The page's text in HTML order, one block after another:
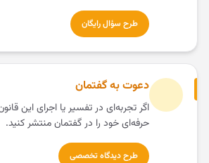
طرح سؤال رایگان
دعوت به گفتمان
اگر تجربه‌ای در تفسیر یا اجرای این
حرفه‌ای خود را در گفتمان منتشر کنید.
طرح دیدگاه تخصصی